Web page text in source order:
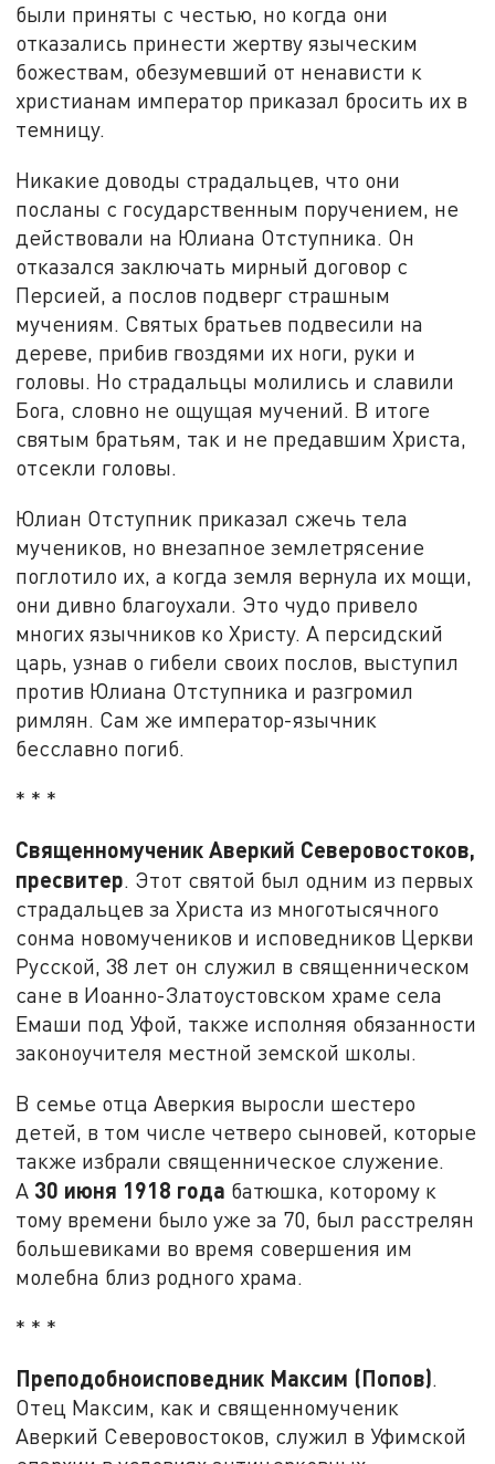
были приняты с честью, но когда они
отказались принести жертву языческим
божествам, обезумевший от ненависти к
христианам император приказал бросить их в
темницу.
Никакие доводы страдальцев, что они
посланы с государственным поручением, не
действовали на Юлиана Отступника. Он
отказался заключать мирный договор с
Персией, а послов подверг страшным
мучениям. Святых братьев подвесили на
дереве, прибив гвоздями их ноги, руки и
головы. Но страдальцы молились и славили
Бога, словно не ощущая мучений. В итоге
святым братьям, так и не предавшим Христа,
отсекли головы.
Юлиан Отступник приказал сжечь тела
мучеников, но внезапное землетрясение
поглотило их, а когда земля вернула их мощи,
они дивно благоухали. Это чудо привело
многих язычников ко Христу. А персидский
царь, узнав о гибели своих послов, выступил
против Юлиана Отступника и разгромил
римлян. Сам же император-язычник
бесславно погиб.
* * *
Священномученик Аверкий Северовостоков,
пресвитер. Этот святой был одним из первых
страдальцев за Христа из многотысячного
сонма новомучеников и исповедников Церкви
Русской, 38 лет он служил в священническом
сане в Иоанно-Златоустовском храме села
Емаши под Уфой, также исполняя обязанности
законоучителя местной земской школы.
В семье отца Аверкия выросли шестеро
детей, в том числе четверо сыновей, которые
также избрали священническое служение.
А 30 июня 1918 года батюшка, которому к
тому времени было уже за 70, был расстрелян
большевиками во время совершения им
молебна близ родного храма.
* * *
Преподобноисповедник Максим (Попов).
Отец Максим, как и священномученик
Аверкий Северовостоков, служил в Уфимской